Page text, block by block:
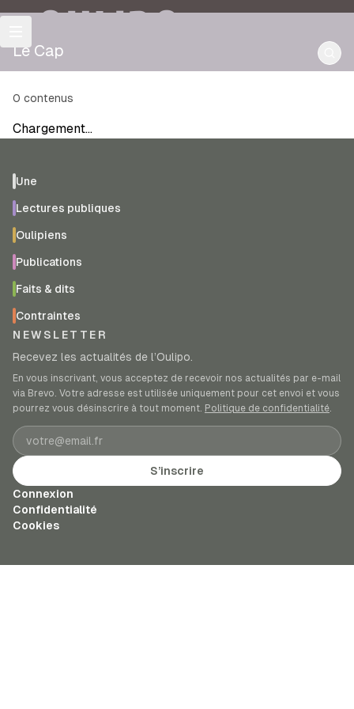
OULIPO
Le Cap
0 contenus
Chargement…
Une
Lectures publiques
Oulipiens
Publications
Faits & dits
Contraintes
NEWSLETTER
Recevez les actualités de l’Oulipo.
En vous inscrivant, vous acceptez de recevoir nos actualités par e-mail
via Brevo. Votre adresse est utilisée uniquement pour cet envoi et vous
pourrez vous désinscrire à tout moment. Politique de confidentialité.
Adresse e-mail
S’inscrire
Connexion
Confidentialité
Cookies